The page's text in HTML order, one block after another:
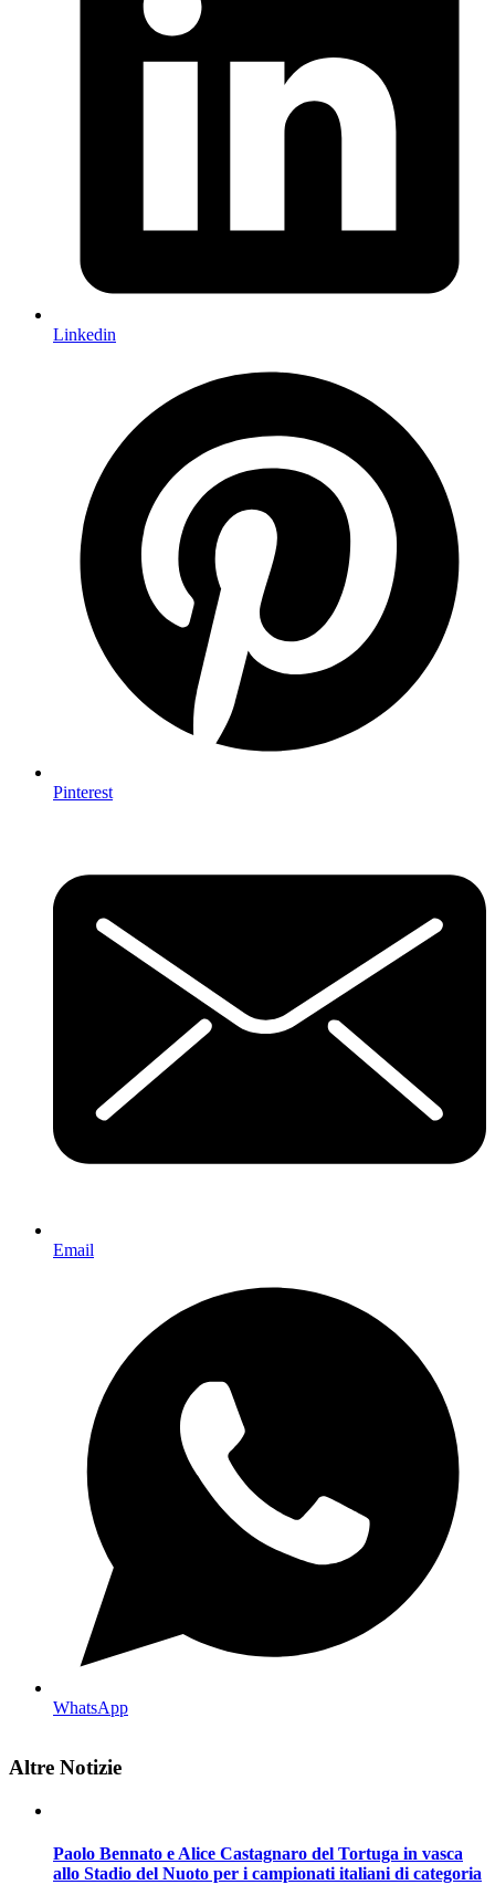
Altre Notizie
Paolo Bennato e Alice Castagnaro del Tortuga in vasca
allo Stadio del Nuoto per i campionati italiani di categoria
Linkedin
Pinterest
Email
WhatsApp